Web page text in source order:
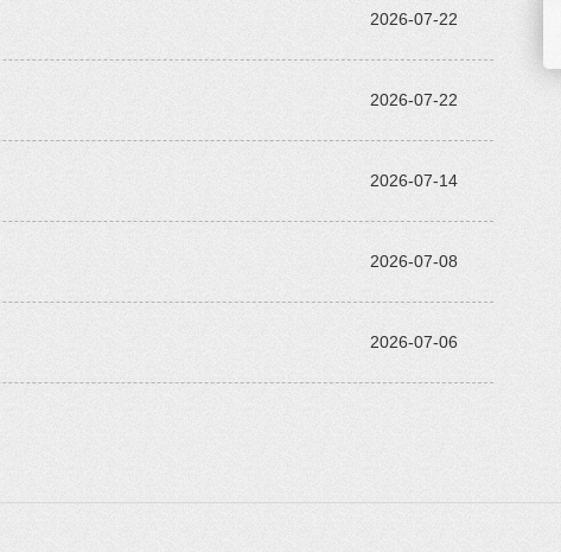
2026-07-22
2026-07-22
2026-07-14
2026-07-08
2026-07-06